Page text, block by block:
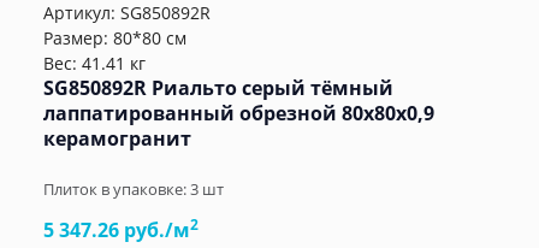
Артикул: SG850892R
Размер: 80*80 см
Вес: 41.41 кг
SG850892R Риальто серый тёмный
лаппатированный обрезной 80x80x0,9
керамогранит
Плиток в упаковке:3 шт
5 347.26 руб./м2